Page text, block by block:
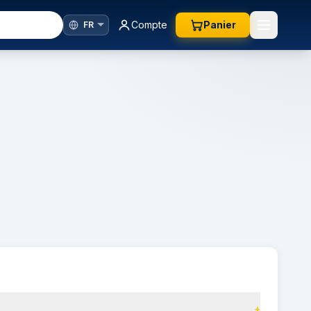
Compte Panier
+